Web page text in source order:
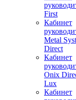
First
Кабинет
Metal
Direct
Кабинет
Onix
Lux
Кабинет